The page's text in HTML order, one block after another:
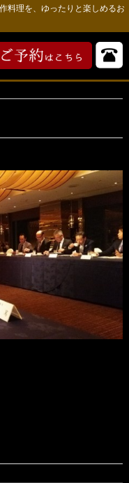
料理を、ゆったりと楽しめるお